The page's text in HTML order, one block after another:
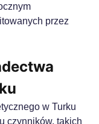
przez
w Turku
czynników, takich